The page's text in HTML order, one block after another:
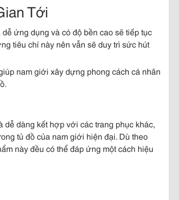
Tới
ứng dụng và có độ bền cao sẽ tiếp tục
tiêu chí này nên vẫn sẽ duy trì sức hút
nam giới xây dựng phong cách cá nhân
dàng kết hợp với các trang phục khác,
tủ đồ của nam giới hiện đại. Dù theo
này đều có thể đáp ứng một cách hiệu